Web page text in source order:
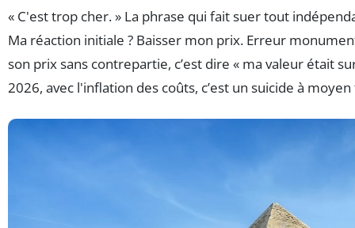
« C'est trop cher. » La phrase qui fait suer tout
Ma réaction initiale ? Baisser mon prix. Erreur
son prix sans contrepartie, c’est dire « ma valeur était
2026, avec l'inflation des coûts, c’est un suicide à